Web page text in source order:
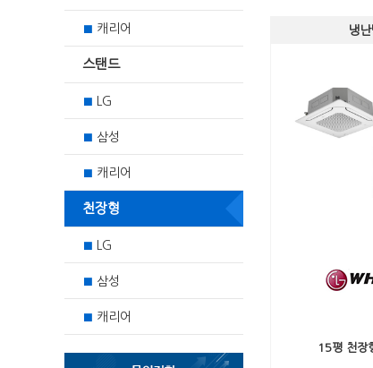
■ 캐리어
스탠드
■ LG
■ 삼성
■ 캐리어
천장형
■ LG
■ 삼성
■ 캐리어
냉난
15평 천장